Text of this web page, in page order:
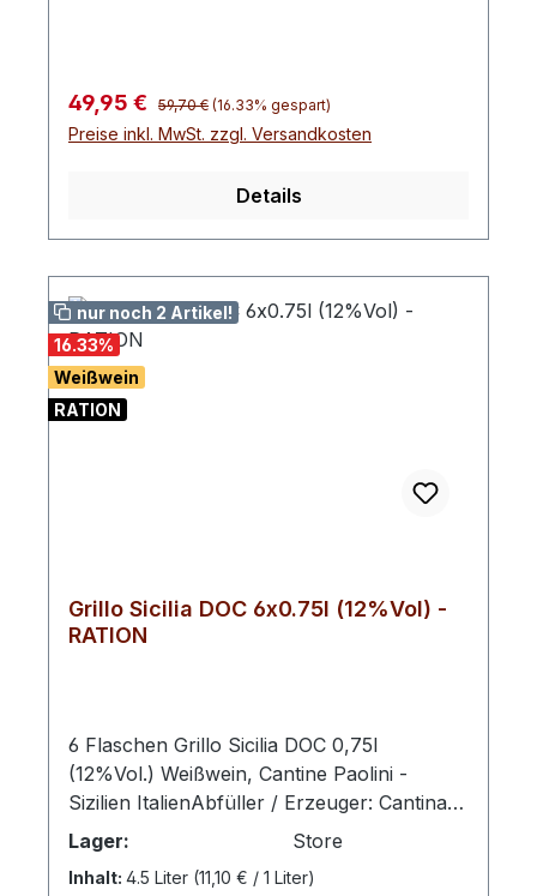
entsteht dieser zart duftende, würzig
weiche Frascati.Hinweis: Enthält Sulfite
Verkaufspreis:
49,95 € Regulärer Preis:
59,70 € (16.33% gespart)
Preise inkl. MwSt. zzgl. Versandkosten
Details
nur noch 2 Artikel!
16.33%
Weißwein
RATION
Grillo Sicilia DOC 6x0.75l (12%Vol) -
RATION
6 Flaschen Grillo Sicilia DOC 0,75l
(12%Vol.) Weißwein, Cantine Paolini -
Sizilien ItalienAbfüller / Erzeuger: Cantina
Sociale Paolini Soc Coop. Agr., Contrada da
Gurgo 168A, IT-91025 Marsala Die Region
Sizilien ist die größte Weinanbauregion
Lager: Store
Inhalt: 4.5 Liter (11,10 € / 1 Liter)